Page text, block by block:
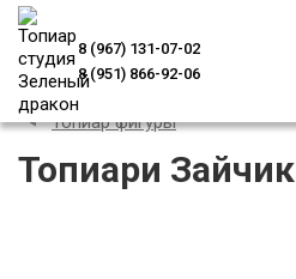
8 (967) 131-07-02
8 (951) 866-92-06
Топиар фигуры
Топиари Зайчик